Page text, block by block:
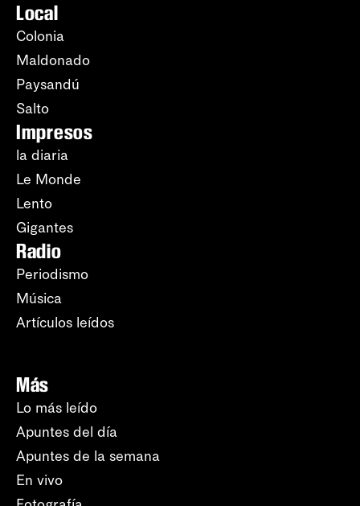
Local
Colonia
Maldonado
Paysandú
Salto
Impresos
la diaria
Le Monde
Lento
Gigantes
Radio
Periodismo
Música
Artículos leídos
Más
Lo más leído
Apuntes del día
Apuntes de la semana
En vivo